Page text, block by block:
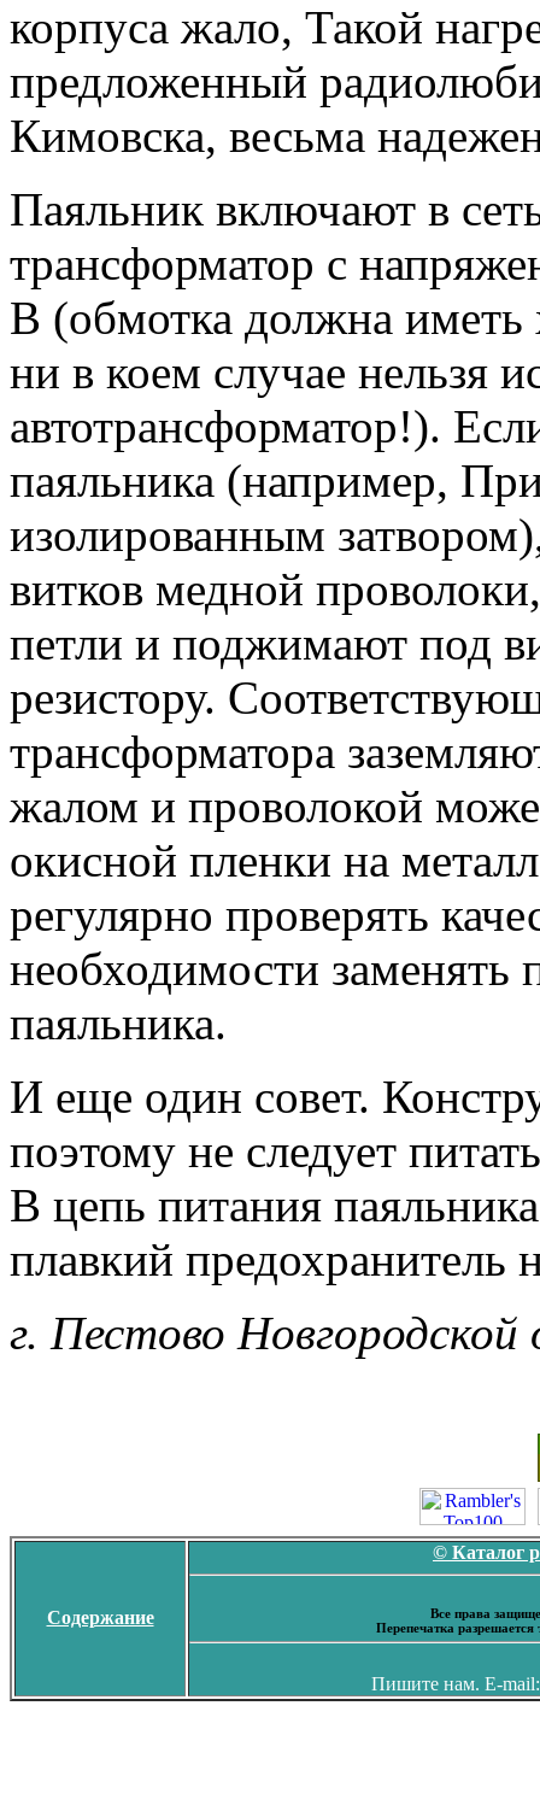
корпуса жало, Такой
предложенный
Кимовска, весьма
Паяльник включают в
трансформатор с
В (обмотка должна
ни в коем случае нельзя
автотрансформатор!).
паяльника (например,
изолированным
витков медной
петли и поджимают под
резистору.
трансформатора
жалом и проволокой
окисной пленки на
регулярно проверять
необходимости заменять
паяльника.
И еще один совет.
поэтому не следует
В цепь питания
плавкий предохранитель
г. Пестово Новгородской
Содержание
© Каталог
Все права
Перепечатка
Пишите нам. E-